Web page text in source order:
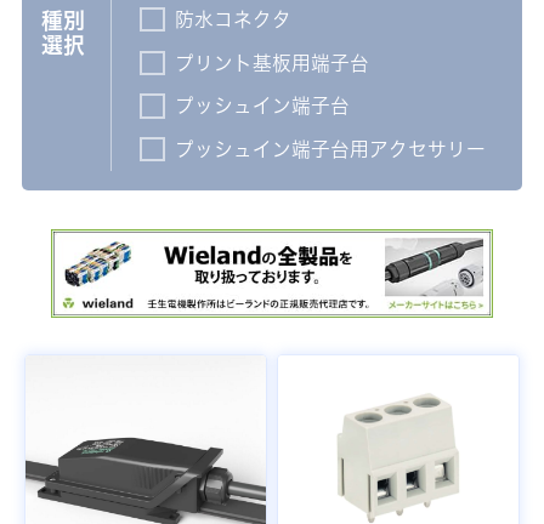
種別
選択
防水コネクタ
プリント基板用端子台
プッシュイン端子台
プッシュイン端子台用アクセサリー